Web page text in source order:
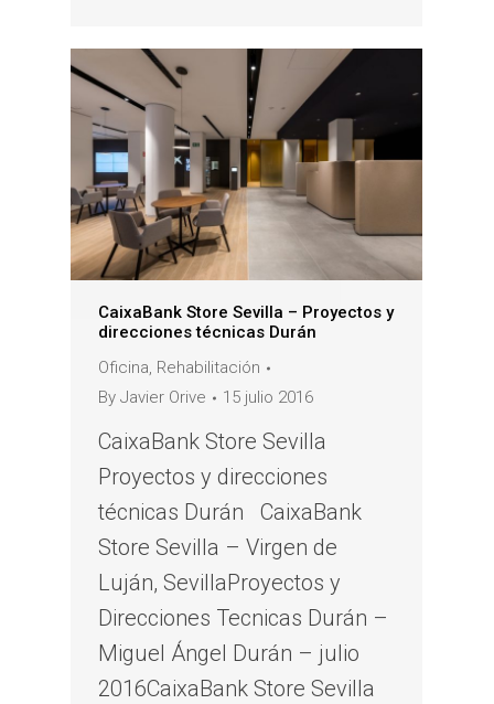
CaixaBank Store Sevilla – Proyectos y
direcciones técnicas Durán
Oficina, Rehabilitación
By Javier Orive 15 julio 2016
CaixaBank Store Sevilla
Proyectos y direcciones
técnicas Durán CaixaBank
Store Sevilla – Virgen de
Luján, SevillaProyectos y
Direcciones Tecnicas Durán –
Miguel Ángel Durán – julio
2016CaixaBank Store Sevilla